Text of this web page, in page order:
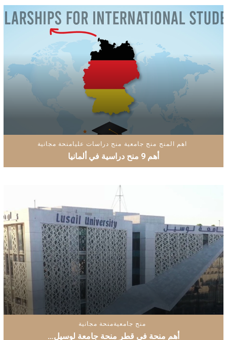
اهم المنح منح جامعية منح دراسات عليامنحة مجانية
أهم 9 منح دراسية في ألمانيا
منح جامعيةمنحة مجانية
أهم منحة في قطر منحة جامعة لوسيل…